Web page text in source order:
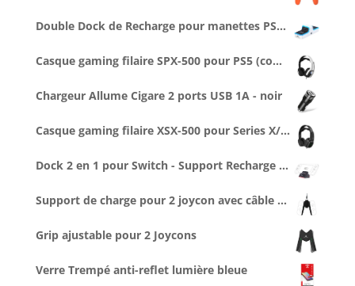
Double Dock de Recharge pour manettes PS5 (1 cable Type C 1M inclus)
Casque gaming filaire SPX-500 pour PS5 (compatible PS4, Series X/S...)
Chargeur Allume Cigare 2 ports USB 1A - noir
Casque gaming filaire XSX-500 pour Series X/S (compatible PS5, Switch...)
Dock 2 en 1 pour Switch - Support Recharge + Connexion vidéo TV
Support de charge pour 2 joycon avec câble type C de 2,5 m
Grip ajustable pour 2 Joycons
Verre Trempé anti-reflet lumière bleue